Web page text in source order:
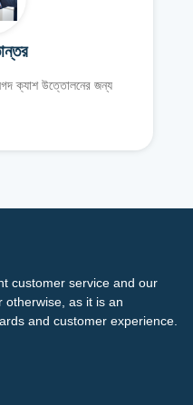
নগদ ক্যাশ উত্তোলনের জন্য
customer service and our
otherwise, as it is an
and customer experience.